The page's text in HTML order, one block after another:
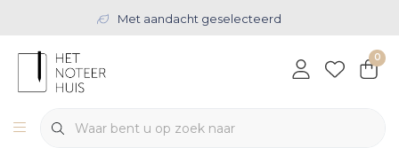
Met aandacht geselecteerd
0